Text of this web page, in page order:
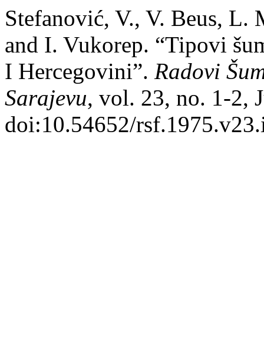
Stefanović, V., V. Beus, L.
and I. Vukorep. “Tipovi
I Hercegovini”. Radovi
Sarajevu, vol. 23, no. 1-2,
doi:10.54652/